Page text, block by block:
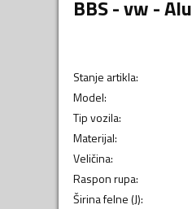
BBS - vw -
Stanje artikla:
Model:
Tip vozila:
Materijal:
Veličina:
Raspon rupa:
Širina felne (J):